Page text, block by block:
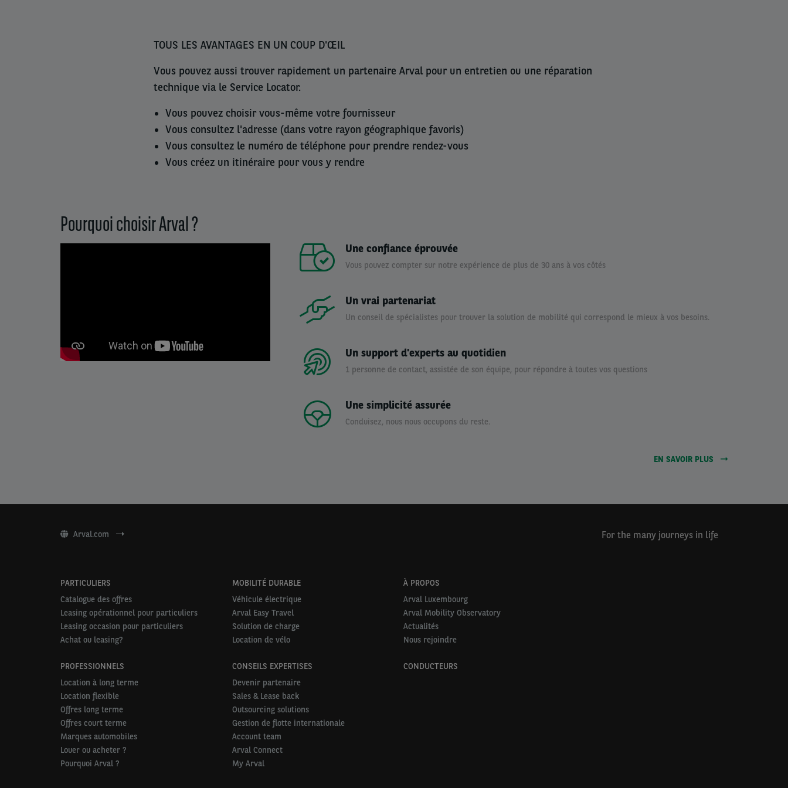
TOUS LES AVANTAGES EN UN COUP D'ŒIL
Vous pouvez aussi trouver rapidement un partenaire Arval pour un entretien ou une réparation
technique via le Service Locator.
Vous pouvez choisir vous-même votre fournisseur
Vous consultez l'adresse (dans votre rayon géographique favoris)
Vous consultez le numéro de téléphone pour prendre rendez-vous
Vous créez un itinéraire pour vous y rendre
Pourquoi choisir Arval ?
Une confiance éprouvée
Vous pouvez compter sur notre expérience de plus de 30 ans à vos côtés
Un vrai partenariat
Un conseil de spécialistes pour trouver la solution de mobilité qui correspond le mieux à vos besoins.
Un support d'experts au quotidien
1 personne de contact, assistée de son équipe, pour répondre à toutes vos questions
Une simplicité assurée
Conduisez, nous nous occupons du reste.
EN SAVOIR PLUS
Arval.com For the many journeys in life
PARTICULIERS
Catalogue des offres
Leasing opérationnel pour particuliers
Leasing occasion pour particuliers
Achat ou leasing?
PROFESSIONNELS
Location à long terme
Location flexible
Offres long terme
Offres court terme
Marques automobiles
Louer ou acheter ?
Pourquoi Arval ?
MOBILITÉ DURABLE
Véhicule électrique
Arval Easy Travel
Solution de charge
Location de vélo
CONSEILS EXPERTISES
Devenir partenaire
Sales & Lease back
Outsourcing solutions
Gestion de flotte internationale
Account team
Arval Connect
My Arval
À PROPOS
Arval Luxembourg
Arval Mobility Observatory
Actualités
Nous rejoindre
CONDUCTEURS